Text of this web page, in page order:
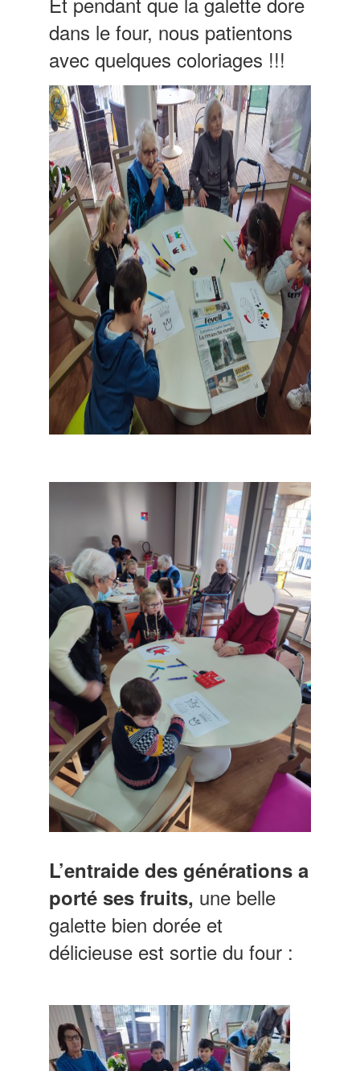
dans le four, nous patientons
avec quelques coloriages !!!
L’entraide des générations a
porté ses fruits, une belle
galette bien dorée et
délicieuse est sortie du four :